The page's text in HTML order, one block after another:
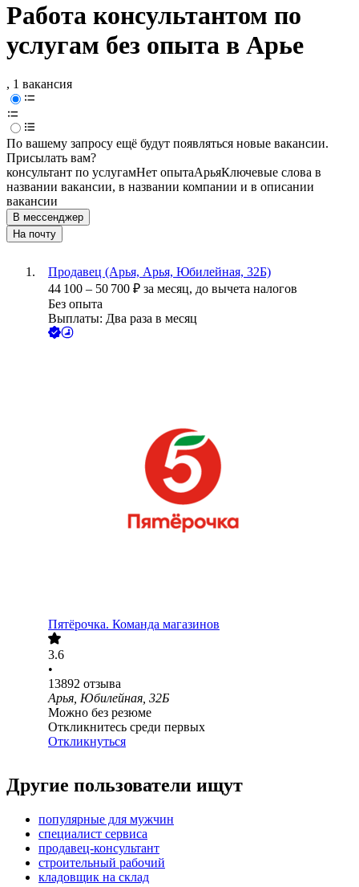
Работа консультантом по
услугам без опыта в Арье
, 1 вакансия
По вашему запросу ещё будут появляться новые вакансии.
Присылать вам?
консультант по услугамНет опытаАрьяКлючевые слова в
названии вакансии, в названии компании и в описании
вакансии
В мессенджер
На почту
Продавец (Арья, Арья, Юбилейная, 32Б)
44 100 – 50 700 ₽ за месяц, до вычета налогов
Без опыта
Выплаты: Два раза в месяц
Пятёрочка. Команда магазинов
3.6
•
13892 отзыва
Арья, Юбилейная, 32Б
Можно без резюме
Откликнитесь среди первых
Откликнуться
Другие пользователи ищут
популярные для мужчин
специалист сервиса
продавец-консультант
строительный рабочий
кладовщик на склад